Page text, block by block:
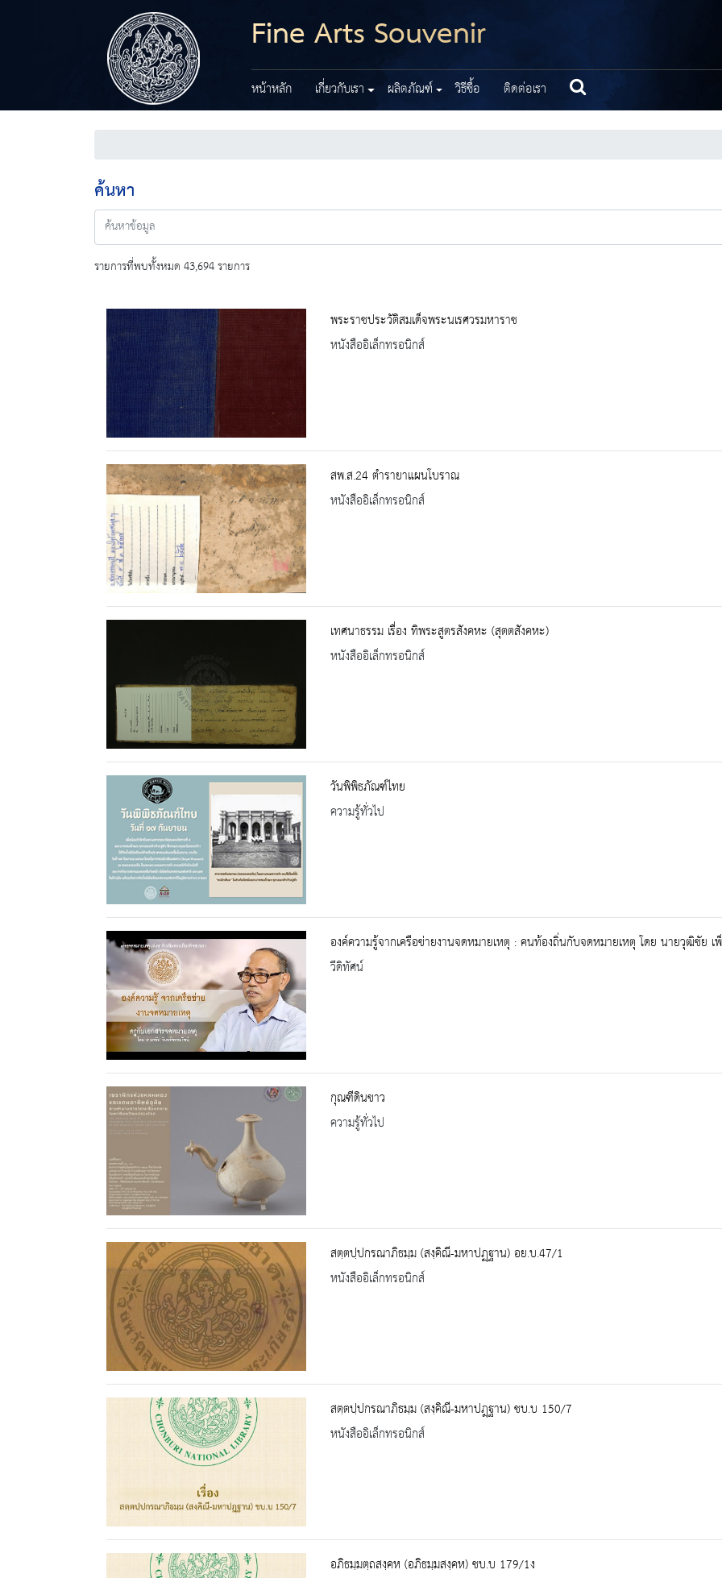
Fine Arts Souvenir
หน้าหลัก เกี่ยวกับเรา ผลิตภัณฑ์ วิธีซื้อ ติดต่อเรา
ค้นหา
รายการที่พบทั้งหมด 43,694 รายการ
พระราชประวัติสมเด็จพระนเรศวรมหาราช
หนังสืออิเล็กทรอนิกส์
สพ.ส.24 ตำรายาแผนโบราณ
หนังสืออิเล็กทรอนิกส์
เทศนาธรรม เรื่อง ทิพระสูตรสังคหะ (สุตตสังคหะ)
หนังสืออิเล็กทรอนิกส์
วันพิพิธภัณฑ์ไทย
ความรู้ทั่วไป
องค์ความรู้จากเครือข่ายงานจดหมายเหตุ : คนท้องถิ่นกับจดหมายเหตุ โดย นายวุฒิชัย เ
วีดิทัศน์
กุณฑีดินขาว
ความรู้ทั่วไป
สตฺตปฺปกรณาภิธมฺม (สงฺคิณี-มหาปฏฺฐาน) อย.บ.47/1
หนังสืออิเล็กทรอนิกส์
สตฺตปฺปกรณาภิธมฺม (สงฺคิณี-มหาปฎฺฐาน) ชบ.บ 150/7
หนังสืออิเล็กทรอนิกส์
อภิธมฺมตฺถสงฺคห (อภิธมฺมสงฺคห) ชบ.บ 179/1ง